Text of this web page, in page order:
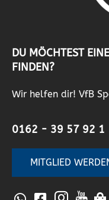
DU MÖCHTEST
FINDEN?
Wir helfen dir! VfB
0162 - 39 57 92 1
MITGLIED